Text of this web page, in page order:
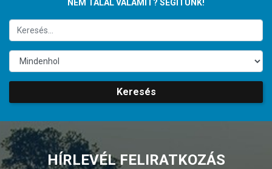
NEM TALÁL VALAMIT? SEGÍTÜNK!
Keresés
HÍRLEVÉL FELIRATKOZÁS